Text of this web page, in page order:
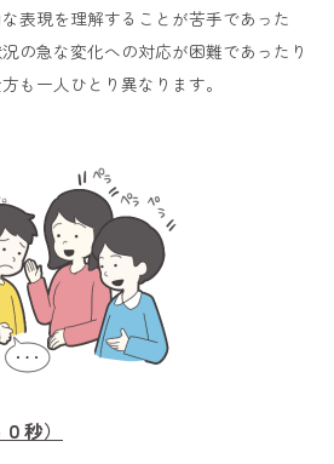
表現を理解することが苦手であった
の急な変化への対応が困難であったり
も一人ひとり異なります。
秒）